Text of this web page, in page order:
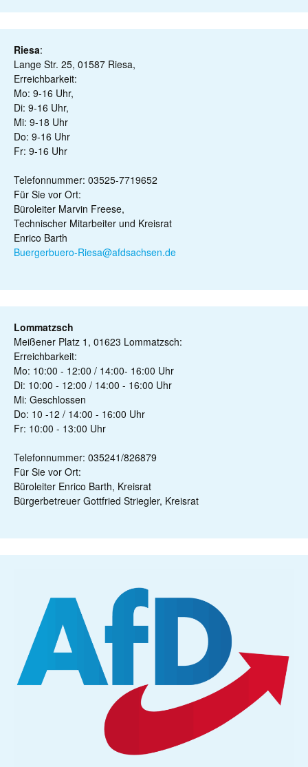
Riesa:
Lange Str. 25, 01587 Riesa,
Erreichbarkeit:
Mo: 9-16 Uhr,
Di: 9-16 Uhr,
Mi: 9-18 Uhr
Do: 9-16 Uhr
Fr: 9-16 Uhr
Telefonnummer: 03525-7719652
Für Sie vor Ort:
Büroleiter Marvin Freese,
Technischer Mitarbeiter und Kreisrat
Enrico Barth
Buergerbuero-Riesa@afdsachsen.de
Lommatzsch
Meißener Platz 1, 01623 Lommatzsch:
Erreichbarkeit:
Mo: 10:00 - 12:00 / 14:00- 16:00 Uhr
Di: 10:00 - 12:00 / 14:00 - 16:00 Uhr
Mi: Geschlossen
Do: 10 -12 / 14:00 - 16:00 Uhr
Fr: 10:00 - 13:00 Uhr
Telefonnummer: 035241/826879
Für Sie vor Ort:
Büroleiter Enrico Barth, Kreisrat
Bürgerbetreuer Gottfried Striegler, Kreisrat